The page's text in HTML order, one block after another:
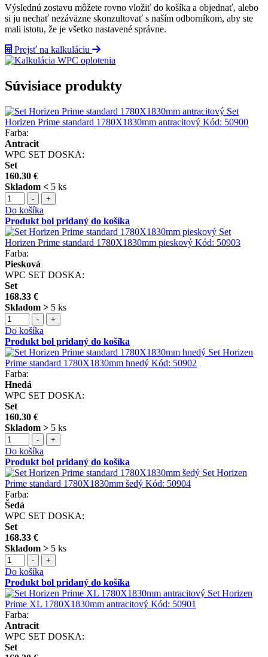
Výslednú zostavu môžete rovno vložiť do košíka a objednať, alebo
si ju nechať nezáväzne skonzultovať s naším odborníkom, aby ste
mali istotu, že je všetko nastavené správne.
Prejsť na kalkuláciu
Súvisiace produkty
Set
Horizen Prime standard 1780X1830mm antracitový Kód: 50900
Farba:
Antracit
WPC SET DOSKA:
Set
160.30 €
Skladom < 5 ks
- +
Do košíka
Produkt bol pridaný do košíka
Set
Horizen Prime standard 1780X1830mm pieskový Kód: 50903
Farba:
Piesková
WPC SET DOSKA:
Set
168.33 €
Skladom > 5 ks
- +
Do košíka
Produkt bol pridaný do košíka
Set Horizen
Prime standard 1780X1830mm hnedý Kód: 50902
Farba:
Hnedá
WPC SET DOSKA:
Set
160.30 €
Skladom > 5 ks
- +
Do košíka
Produkt bol pridaný do košíka
Set Horizen
Prime standard 1780X1830mm šedý Kód: 50904
Farba:
Šedá
WPC SET DOSKA:
Set
168.33 €
Skladom > 5 ks
- +
Do košíka
Produkt bol pridaný do košíka
Set Horizen
Prime XL 1780X1830mm antracitový Kód: 50901
Farba:
Antracit
WPC SET DOSKA:
Set